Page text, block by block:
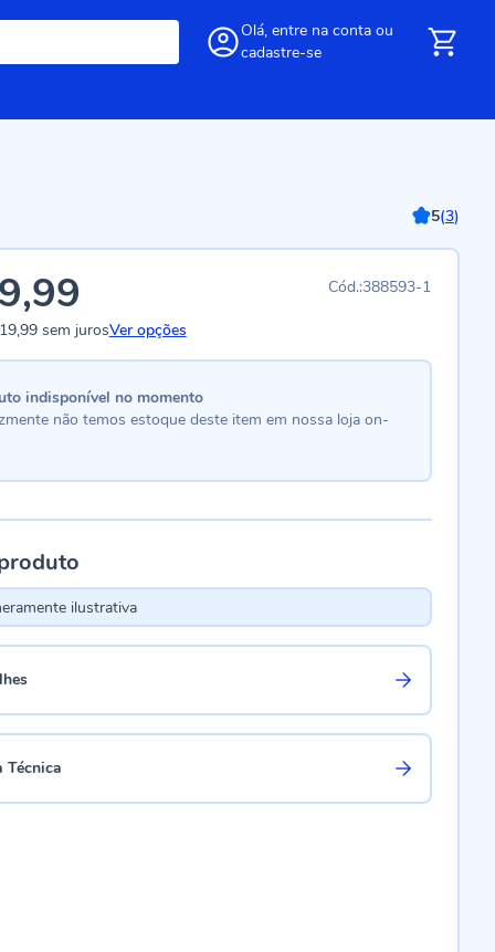
Olá, entre na conta ou
cadastre-se
5(3)
388593-1
sem jurosVer opções
indisponível no momento
não temos estoque deste item em nossa loja on-
ilustrativa
Técnica